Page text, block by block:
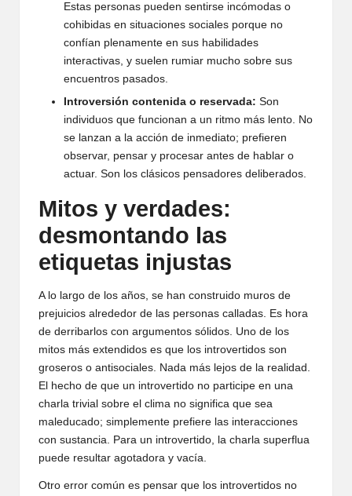
Estas personas pueden sentirse incómodas o
cohibidas en situaciones sociales porque no
confían plenamente en sus habilidades
interactivas, y suelen rumiar mucho sobre sus
encuentros pasados.
Introversión contenida o reservada: Son
individuos que funcionan a un ritmo más lento. No
se lanzan a la acción de inmediato; prefieren
observar, pensar y procesar antes de hablar o
actuar. Son los clásicos pensadores deliberados.
Mitos y verdades:
desmontando las
etiquetas injustas
A lo largo de los años, se han construido muros de
prejuicios alrededor de las personas calladas. Es hora
de derribarlos con argumentos sólidos. Uno de los
mitos más extendidos es que los introvertidos son
groseros o antisociales. Nada más lejos de la realidad.
El hecho de que un introvertido no participe en una
charla trivial sobre el clima no significa que sea
maleducado; simplemente prefiere las interacciones
con sustancia. Para un introvertido, la charla superflua
puede resultar agotadora y vacía.
Otro error común es pensar que los introvertidos no